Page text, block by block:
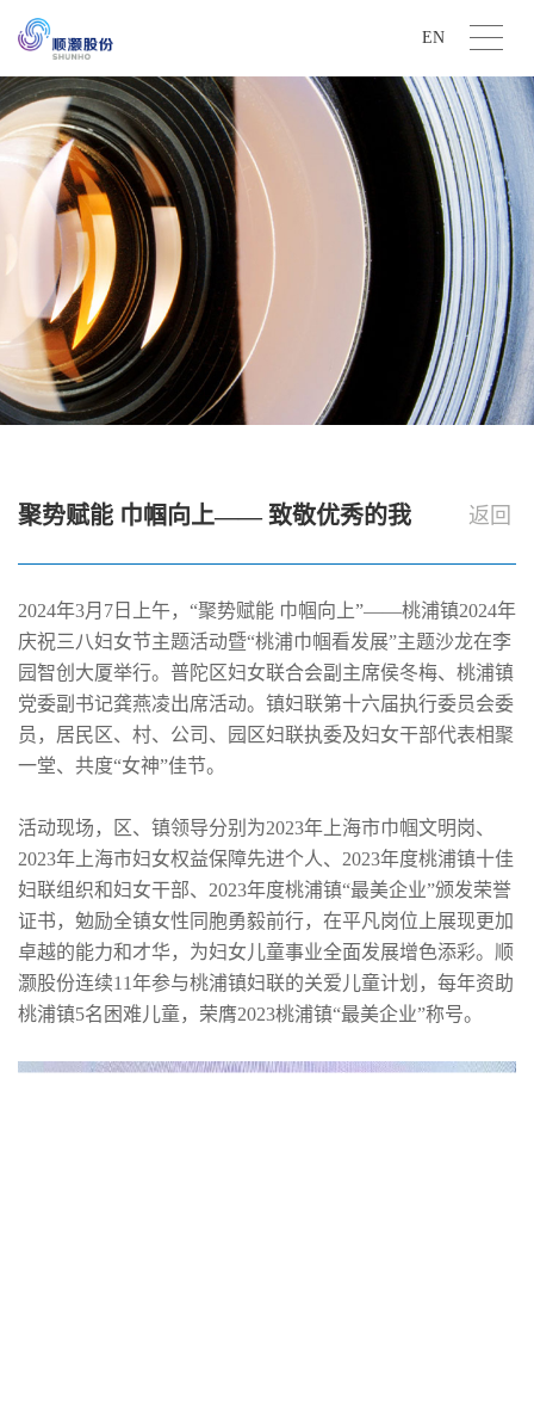
EN
聚势赋能 巾帼向上—— 致敬优秀的我
返回
2024年3月7日上午，“聚势赋能 巾帼向上”——桃浦镇2024年
庆祝三八妇女节主题活动暨“桃浦巾帼看发展”主题沙龙在李
园智创大厦举行。普陀区妇女联合会副主席侯冬梅、桃浦镇
党委副书记龚燕凌出席活动。镇妇联第十六届执行委员会委
员，居民区、村、公司、园区妇联执委及妇女干部代表相聚
一堂、共度“女神”佳节。
活动现场，区、镇领导分别为2023年上海市巾帼文明岗、
2023年上海市妇女权益保障先进个人、2023年度桃浦镇十佳
妇联组织和妇女干部、2023年度桃浦镇“最美企业”颁发荣誉
证书，勉励全镇女性同胞勇毅前行，在平凡岗位上展现更加
卓越的能力和才华，为妇女儿童事业全面发展增色添彩。顺
灏股份连续11年参与桃浦镇妇联的关爱儿童计划，每年资助
桃浦镇5名困难儿童，荣膺2023桃浦镇“最美企业”称号。